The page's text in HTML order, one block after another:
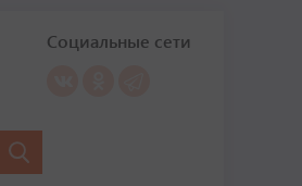
Социальные сети